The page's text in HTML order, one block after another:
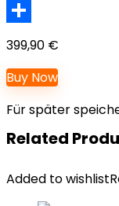
XING
399,90 €
Buy Now
Für später
Related
Added to wishlist